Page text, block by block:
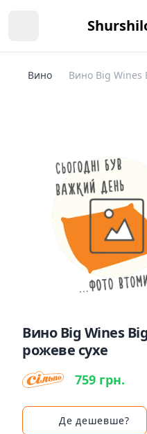
Вино Вино Big Wines
Вино Big Wines
рожеве сухе
759 грн.
Де дешевше?